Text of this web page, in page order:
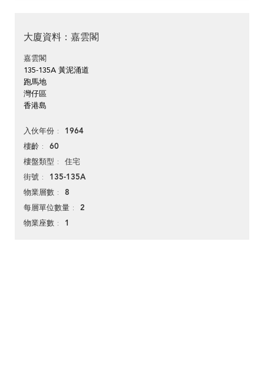
大廈資料：嘉雲閣
嘉雲閣
135-135A 黃泥涌道
跑馬地
灣仔區
香港島
入伙年份 1964
樓齡 60
樓盤類型 住宅
街號 135-135A
物業層數 8
每層單位數量 2
物業座數 1